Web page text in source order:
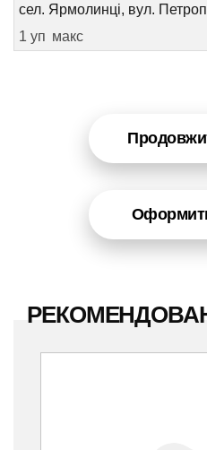
сел. Ярмолинці, вул.
1 уп макс